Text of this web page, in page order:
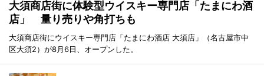
大須商店街に体験型ウイスキー専門店「たまにわ酒
店」 量り売りや角打ちも
大須商店街にウイスキー専門店「たまにわ酒店 大須店」（名古屋市中
区大須2）が8月6日、オープンした。